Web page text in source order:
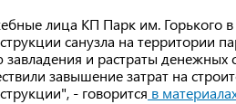
лица КП Парк им. Горького
санузла на территории
завладения и растраты
завышение затрат на
- говорится в